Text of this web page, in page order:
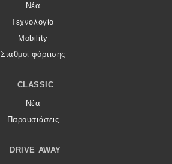
Νέα
Τεχνολογία
Mobility
Σταθμοί φόρτισης
CLASSIC
Νέα
Παρουσιάσεις
DRIVE AWAY